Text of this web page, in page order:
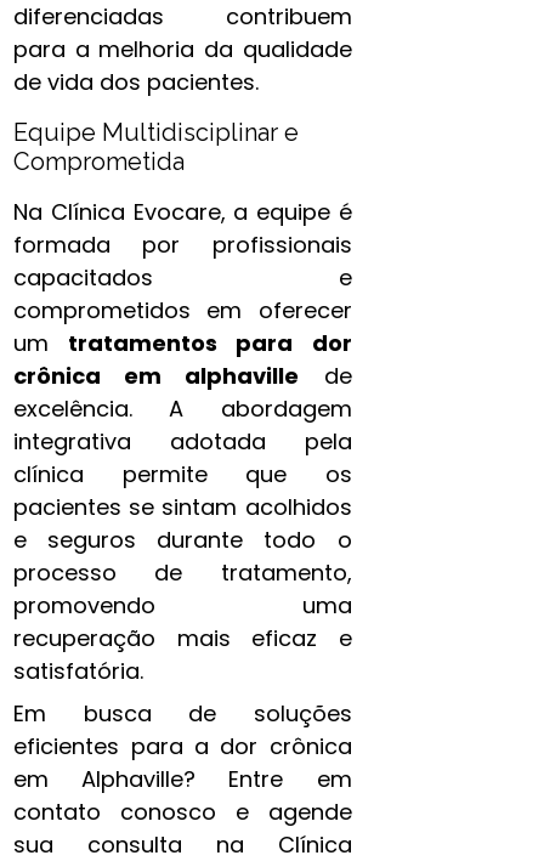
diferenciadas contribuem
para a melhoria da qualidade
de vida dos pacientes.
Equipe Multidisciplinar e
Comprometida
Na Clínica Evocare, a equipe é
formada por profissionais
capacitados e
comprometidos em oferecer
um tratamentos para dor
crônica​ em alphaville de
excelência. A abordagem
integrativa adotada pela
clínica permite que os
pacientes se sintam acolhidos
e seguros durante todo o
processo de tratamento,
promovendo uma
recuperação mais eficaz e
satisfatória.
Em busca de soluções
eficientes para a dor crônica
em Alphaville? Entre em
contato conosco e agende
sua consulta na Clínica